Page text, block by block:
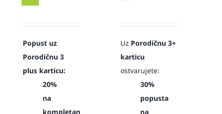
Popust uz
Porodičnu 3
plus karticu:
20%
na
kompletan
Uz Porodičnu 3+
karticu
ostvarujete:
30%
popusta
na